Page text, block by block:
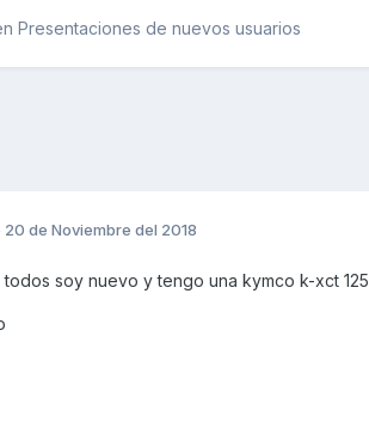
Presentaciones de nuevos usuarios
20 de Noviembre del 2018
todos soy nuevo y tengo una kymco k-xct 125